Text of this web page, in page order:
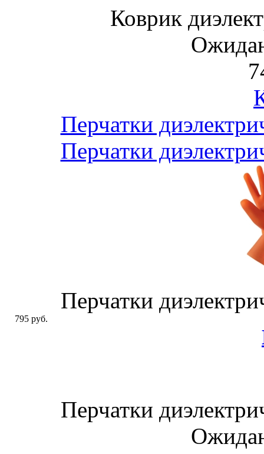
Коврик
Перчатки
Перчатки
Перчатки
795 руб.
Перчатки